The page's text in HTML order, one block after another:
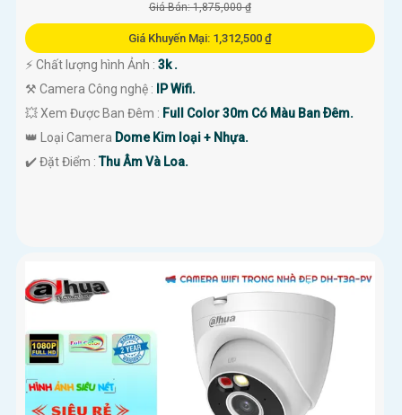
Giá Bán: 1,875,000 ₫
Giá Khuyến Mại: 1,312,500 ₫
️⚡ Chất lượng hình Ảnh : 3k .
⚒ Camera Công nghệ :
IP Wifi.
💥 Xem Được Ban Đêm : Full Color 30m Có Màu Ban Ðêm.
👑 Loại Camera Dome Kim loại + Nhựa.
️✔️ Đặt Điểm :Thu Âm Và Loa.